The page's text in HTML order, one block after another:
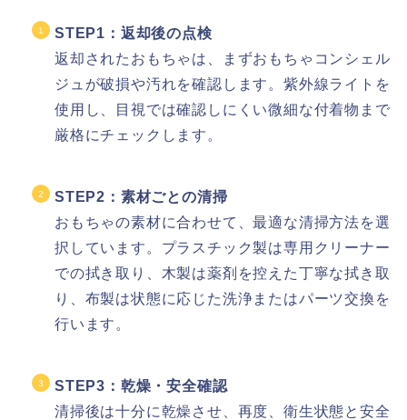
STEP1：返却後の点検
返却されたおもちゃは、まずおもちゃコンシェル
ジュが破損や汚れを確認します。紫外線ライトを
使用し、目視では確認しにくい微細な付着物まで
厳格にチェックします。
STEP2：素材ごとの清掃
おもちゃの素材に合わせて、最適な清掃方法を選
択しています。プラスチック製は専用クリーナー
での拭き取り、木製は薬剤を控えた丁寧な拭き取
り、布製は状態に応じた洗浄またはパーツ交換を
行います。
STEP3：乾燥・安全確認
清掃後は十分に乾燥させ、再度、衛生状態と安全